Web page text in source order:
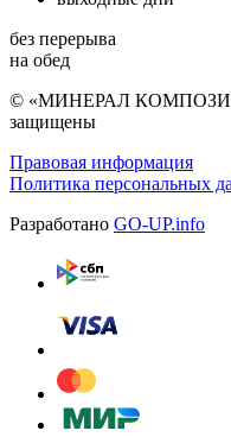
без перерыва
на обед
© «МИНЕРАЛ КОМПОЗИТ
защищены
Правовая информация
Политика персональных
Разработано GO-UP.info